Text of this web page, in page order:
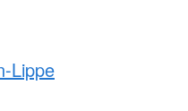
Lippe